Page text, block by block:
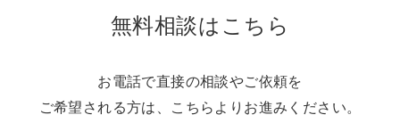
無料相談はこちら
お電話で直接の相談やご依頼を
ご希望される方は、こちらよりお進みください。